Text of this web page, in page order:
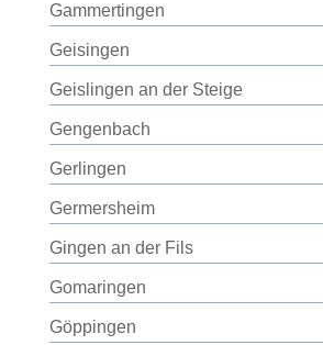
Gammertingen
Geisingen
Geislingen an der Steige
Gengenbach
Gerlingen
Germersheim
Gingen an der Fils
Gomaringen
Göppingen